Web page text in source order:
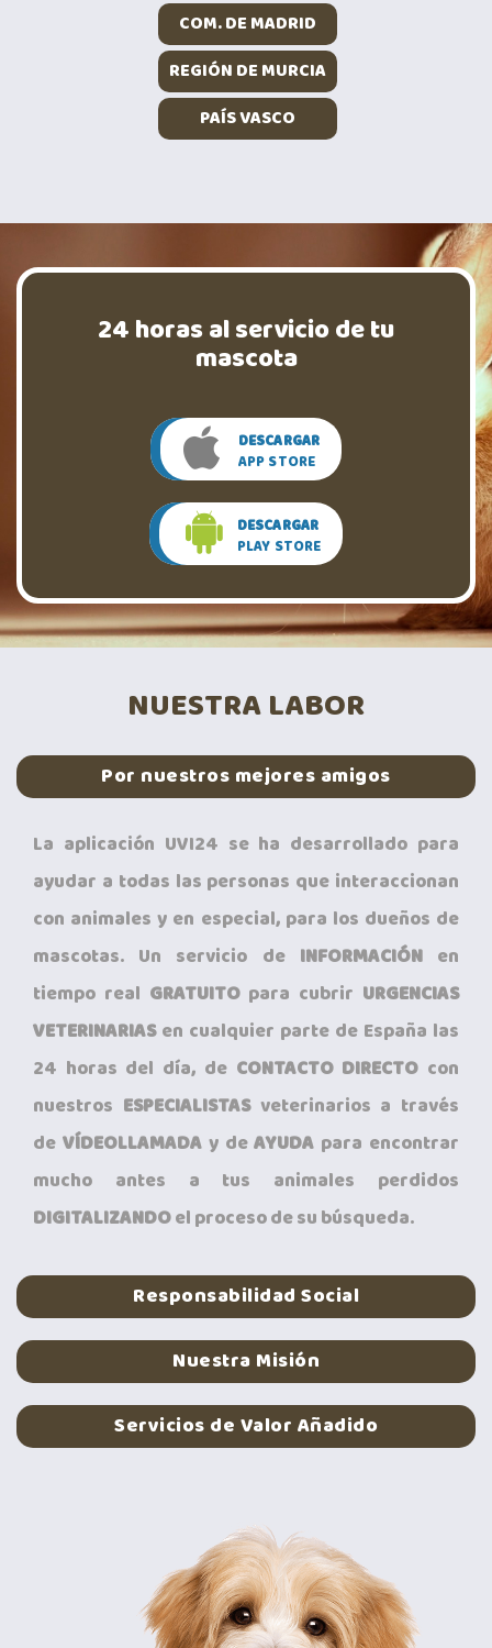
COM. DE MADRID
REGIÓN DE MURCIA
PAÍS VASCO
24 horas al servicio de tu
mascota
DESCARGAR
APP STORE
DESCARGAR
PLAY STORE
NUESTRA LABOR
Por nuestros mejores amigos
La aplicación UVI24 se ha desarrollado para
ayudar a todas las personas que interaccionan
con animales y en especial, para los dueños de
mascotas. Un servicio de INFORMACIÓNen
tiempo real GRATUITOpara cubrir URGENCIAS
VETERINARIASen cualquier parte de España las
24 horas del día, de CONTACTO DIRECTO con
nuestros ESPECIALISTASveterinarios a través
de VÍDEOLLAMADAy deAYUDA para encontrar
mucho antes a tus animales perdidos
DIGITALIZANDOel proceso de su búsqueda.
Responsabilidad Social
Nuestra Misión
Servicios de Valor Añadido